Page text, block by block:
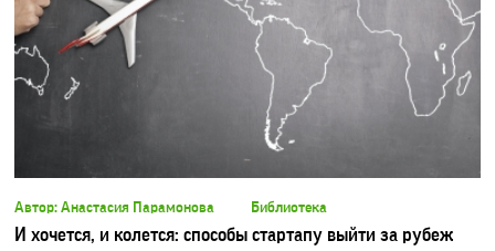
Автор: Анастасия Парамонова Библиотека
И хочется, и колется: способы стартапу выйти за рубеж